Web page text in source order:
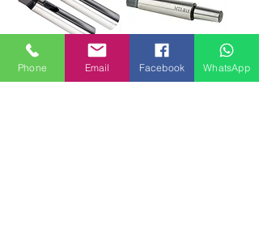
Mors2'den Mors3Konik Mors 3
Phone Email Facebook WhatsApp